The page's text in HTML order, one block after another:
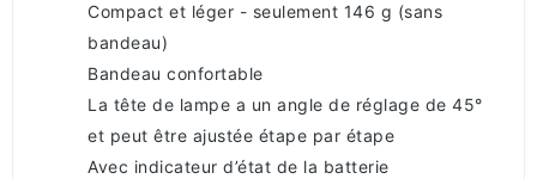
Compact et léger - seulement 146 g (sans
bandeau)
Bandeau confortable
La tête de lampe a un angle de réglage de 45°
et peut être ajustée étape par étape
Avec indicateur d’état de la batterie